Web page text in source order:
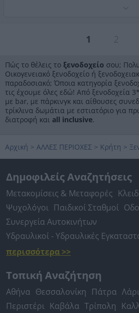
βενετσιάνικης εποχής. Το Casa
δρόμο και θέα στην θάλασσα. Τα
την αισθητική τους και την καλή
υπάρχει χώρος υποδοχής και
πλατεία Τάλως με πάρκινγκ.
2821090007
Στοιχεία αναζήτησης:
1 2
Πώς το θέλεις το ξενοδοχείο σου;
Οικογενειακό ξενοδοχείο ή
παραδοσιακό; Όποια κατηγορία
τις έχουμε όλες εδώ! Από ξενοδοχεία
με bar, με πάρκινγκ και αίθουσες
τρίκλινα δωμάτια με εστιατόριο για
διατροφή και all inclusive.
Αρχική > ΑΛΛΕΣ ΠΕΡΙΟΧΕΣ > Κρήτη >
Δημοφιλείς Αναζητήσεις
Μετακομίσεις & Μεταφορές
Ψυχολόγοι Παιδικοί Σταθμοί
Συνεργεία Αυτοκινήτων
Υδραυλικοί - Υδραυλικές
περισσότερα >>
Τοπική Αναζήτηση
Αθήνα Θεσσαλονίκη Πάτρα
Περιστέρι Καβάλα Τρίπολη